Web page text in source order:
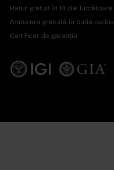
Retur gratuit în 14 zile lucrătoare
Ambalare gratuită în cutie cadou
Certificat de garanție